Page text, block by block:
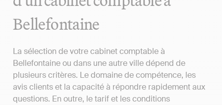
Bellefontaine
La sélection de votre cabinet comptable à
Bellefontaine ou dans une autre ville dépend de
plusieurs critères. Le domaine de compétence, les
avis clients et la capacité à répondre rapidement aux
questions. En outre, le tarif et les conditions